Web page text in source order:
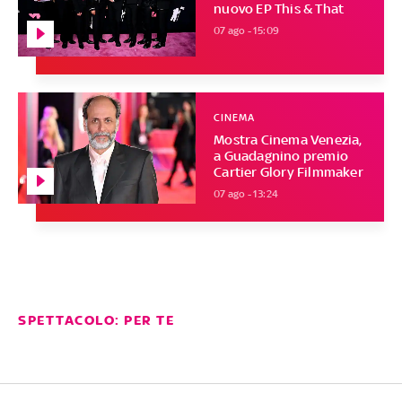
nuovo EP This & That
07 ago - 15:09
Mostra Cinema Venezia,
a Guadagnino premio
Cartier Glory Filmmaker
CINEMA
07 ago - 13:24
SPETTACOLO: PER TE